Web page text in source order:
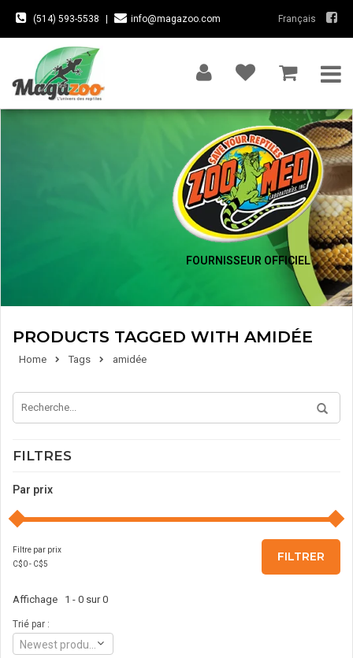
(514) 593-5538 info@magazoo.com Français
FOURNISSEUR OFFICIEL
PRODUCTS TAGGED WITH AMIDÉE
Home Tags amidée
FILTRES
Par prix
Filtre par prix
C$0- C$5
FILTRER
Affichage 1 - 0 sur 0
Trié par :